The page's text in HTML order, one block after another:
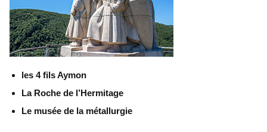
les 4 fils Aymon
La Roche de l’Hermitage
Le musée de la métallurgie